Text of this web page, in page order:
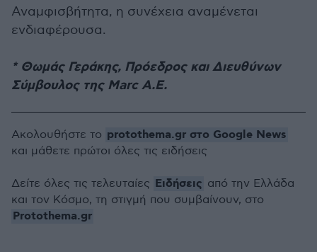
Αναμφισβήτητα, η συνέχεια αναμένεται
ενδιαφέρουσα.
* Θωμάς Γεράκης, Πρόεδρος και Διευθύνων
Σύμβουλος της Marc A.E.
Ακολουθήστε το protothema.gr στο Google News
και μάθετε πρώτοι όλες τις ειδήσεις
Δείτε όλες τις τελευταίες Ειδήσεις από την Ελλάδα
και τον Κόσμο, τη στιγμή που συμβαίνουν, στο
Protothema.gr